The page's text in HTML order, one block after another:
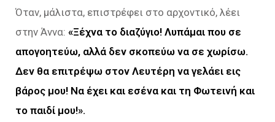
Όταν, μάλιστα, επιστρέφει στο αρχοντικό, λέει
στην Άννα: «Ξέχνα το διαζύγιο! Λυπάμαι που σε
απογοητεύω, αλλά δεν σκοπεύω να σε χωρίσω.
Δεν θα επιτρέψω στον Λευτέρη να γελάει εις
βάρος μου! Να έχει και εσένα και τη Φωτεινή και
το παιδί μου!».